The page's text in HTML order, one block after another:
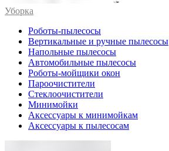
Уборка
Роботы-пылесосы
Вертикальные и ручные пылесосы
Напольные пылесосы
Автомобильные пылесосы
Роботы-мойщики окон
Пароочистители
Стеклоочистители
Минимойки
Аксессуары к минимойкам
Аксессуары к пылесосам